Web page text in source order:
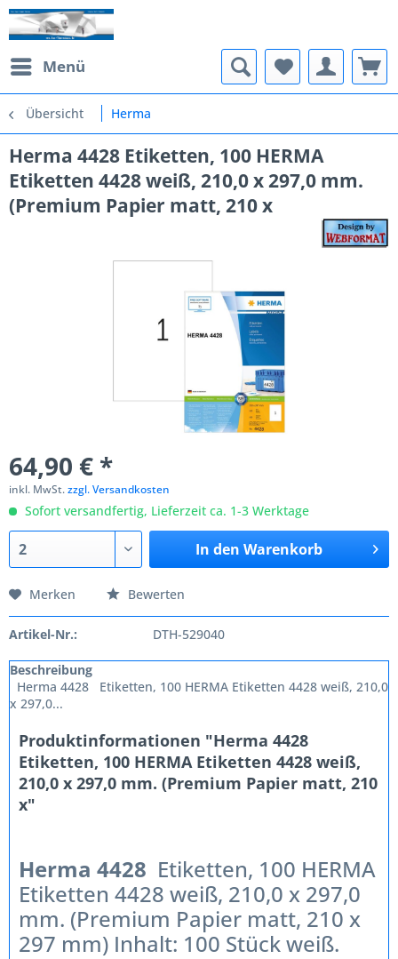
Menü
Übersicht Herma
Herma 4428 Etiketten, 100 HERMA
Etiketten 4428 weiß, 210,0 x 297,0 mm.
(Premium Papier matt, 210 x
64,90 € *
inkl. MwSt.zzgl. Versandkosten
Sofort versandfertig, Lieferzeit ca. 1-3 Werktage
In den Warenkorb
Merken Bewerten
Artikel-Nr.: DTH-529040
Beschreibung
Herma 4428 Etiketten, 100 HERMA Etiketten 4428 weiß, 210,0
x 297,0...
Produktinformationen "Herma 4428
Etiketten, 100 HERMA Etiketten 4428 weiß,
210,0 x 297,0 mm. (Premium Papier matt, 210
x"
Herma 4428 Etiketten, 100 HERMA
Etiketten 4428 weiß, 210,0 x 297,0
mm. (Premium Papier matt, 210 x
297 mm) Inhalt: 100 Stück weiß.